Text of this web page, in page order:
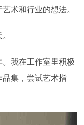
术和行业的想法。
我在工作室里积极
集，尝试艺术指